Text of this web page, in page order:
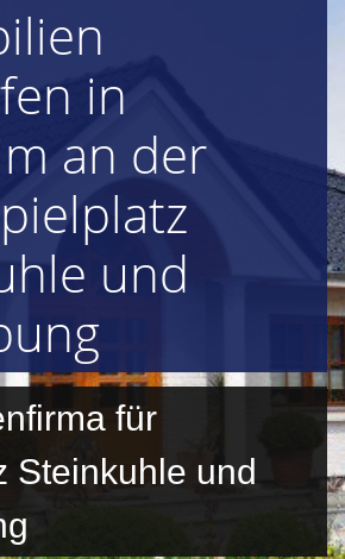
in
an der
und
für
Steinkuhle und